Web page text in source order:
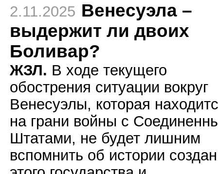
2.11.2025 Венесуэла –
выдержит ли двоих
Боливар?
ЖЗЛ. В ходе текущего
обострения ситуации вокруг
Венесуэлы, которая
на грани войны с
Штатами, не будет лишним
вспомнить об истории